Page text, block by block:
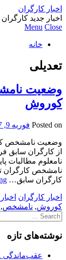
اخبار کارگران
اخبار جدید کارگران
Menu Close
خانه
تعدیلی
وضعیت
کوروش
Posted on فوریه 9, 2017
وضعیت نامشخص
از کارگران سابق
نامعلوم مطالبات
نامشخص کارگران
کارگران سابق…
اخبار کارگران اخبار
کوروش, نامشخص,
Search
for:
نوشته‌های تازه